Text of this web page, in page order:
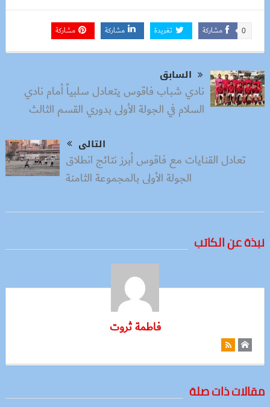
مشاركة 0 تغريدة مشاركة مشاركة
السابق
نادي شباب فاقوس يتعادل سلبياً أمام نادي
السلام في الجولة الأولى بدوري القسم الثالث
التالى
تعادل القنايات مع فاقوس أبرز نتائج انطلاق
الجولة الأولى بالمجموعة الثامنة
نبذة عن الكاتب
فاطمة ثروت
مقالات ذات صلة